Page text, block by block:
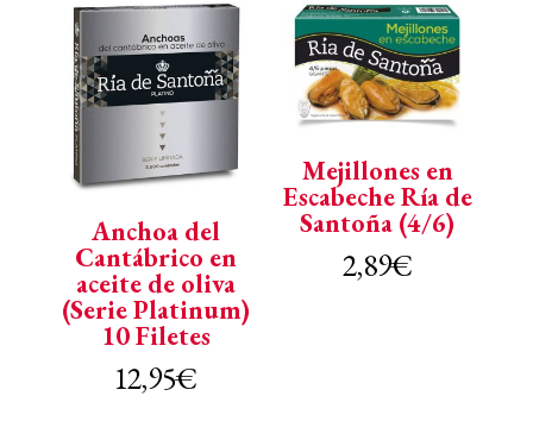
Anchoa del
Cantábrico en
aceite de oliva
(Serie Platinum)
10 Filetes
12,95€
Mejillones en
Escabeche Ría de
Santoña (4/6)
2,89€